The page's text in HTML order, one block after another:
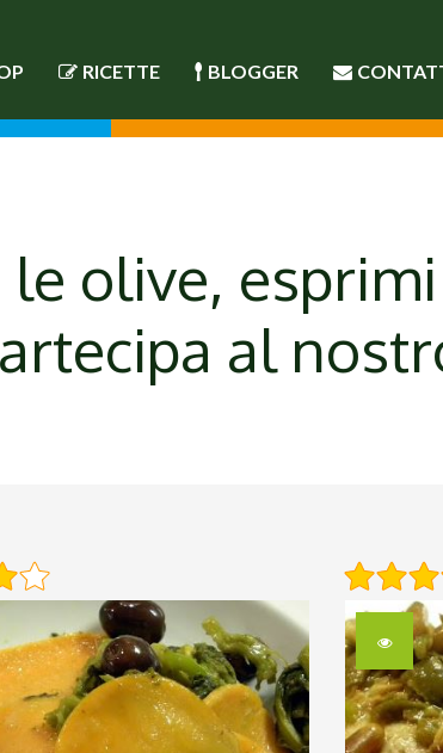
RICETTE BLOGGER
olive,
al